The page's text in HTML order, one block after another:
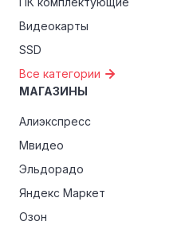
Видеокарты
SSD
Все категории
МАГАЗИНЫ
Алиэкспресс
Мвидео
Эльдорадо
Яндекс Маркет
Озон